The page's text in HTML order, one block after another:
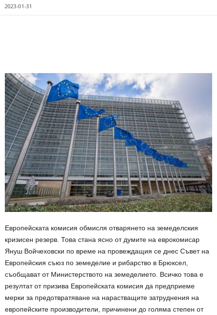
2023-01-31
Европейската комисия обмисля отварянето на земеделския
кризисен резерв. Това стана ясно от думите на еврокомисар
Януш Войчеховски по време на провеждащия се днес Съвет на
Европейския съюз по земеделие и рибарство в Брюксел,
съобщават от Министерството на земеделието. Всичко това е
резултат от призива Европейската комисия да предприеме
мерки за предотвратяване на нарастващите затруднения на
европейските производители, причинени до голяма степен от